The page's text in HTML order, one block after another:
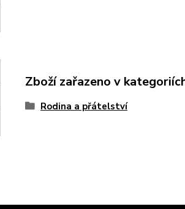
Zboží zařazeno v
Rodina a přátelství